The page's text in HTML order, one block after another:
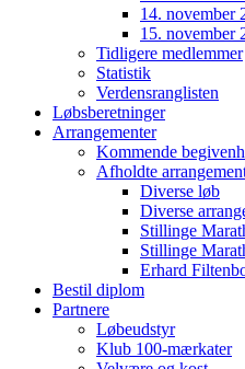
14. november
15. november
Tidligere medlemmer
Statistik
Verdensranglisten
Løbsberetninger
Arrangementer
Kommende
Afholdte
Diverse løb
Diverse
Stillinge
Stillinge
Erhard
Bestil diplom
Partnere
Løbeudstyr
Klub 100-mærkater